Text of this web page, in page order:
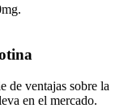
de ventajas sobre la
en el mercado.